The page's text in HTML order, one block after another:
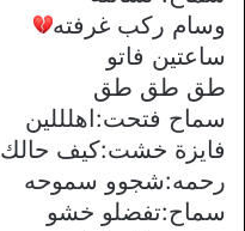
وسام ركب غرفته
ساعتين فاتو
طق طق طق
سماح فتحت:اهلللين
فايزة خشت:كيف حالك
رحمه:شجوو سموحه
سماح:تفضلو خشو